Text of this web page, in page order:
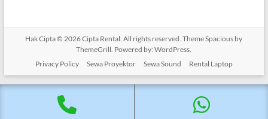
Hak Cipta © 2026Cipta Rental. All rights reserved. ThemeSpacious by
ThemeGrill. Powered by:WordPress.
Privacy Policy
Sewa Proyektor Sewa Sound Rental Laptop